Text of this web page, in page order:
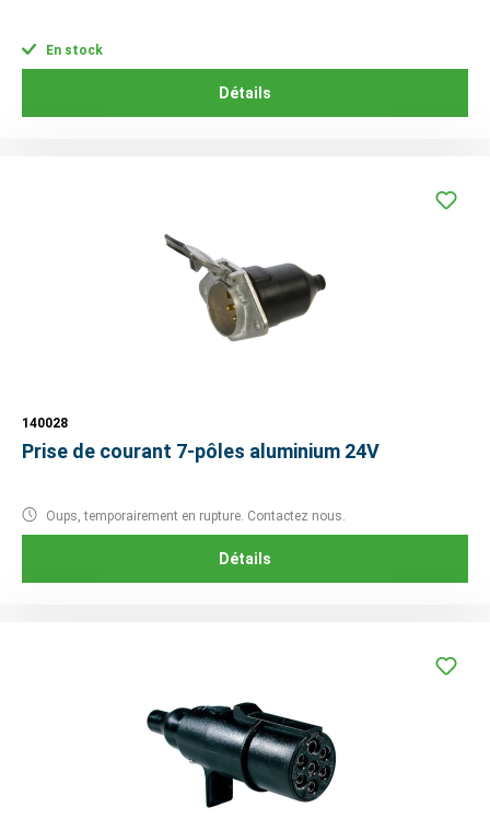
En stock
Détails
140028
Prise de courant 7-pôles aluminium 24V
Oups, temporairement en rupture. Contactez nous.
Détails